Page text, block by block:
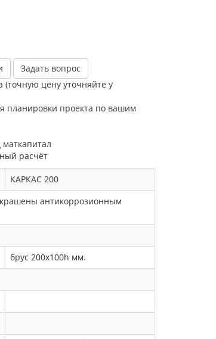
Задать вопрос
(точную цену уточняйте у
планировки проекта по вашим
расчёт
КАРКАС 200
антикоррозионным
брус 200х100h мм.